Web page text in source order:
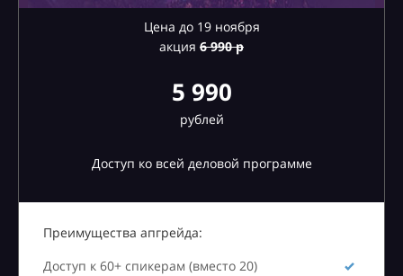
Цена до 19 ноября
акция 6990 р
5 990
рублей
Доступ ко всей деловой программе
Преимущества апгрейда:
Доступ к 60+ спикерам (вместо 20)